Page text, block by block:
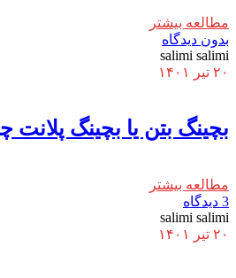
مطالعه بیشتر
بدون دیدگاه
salimi salimi
۲۰ تیر ۱۴۰۱
بچینگ بتن یا بچینگ
مطالعه بیشتر
3 دیدگاه
salimi salimi
۲۰ تیر ۱۴۰۱